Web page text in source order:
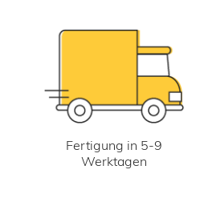
Fertigung in 5-9
Werktagen